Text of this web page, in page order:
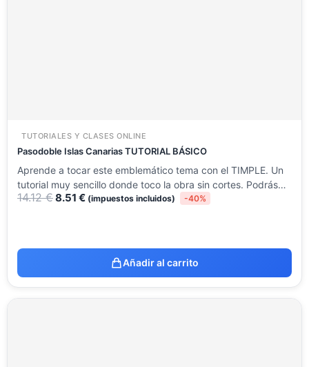
TUTORIALES Y CLASES ONLINE
Pasodoble Islas Canarias TUTORIAL BÁSICO
Aprende a tocar este emblemático tema con el TIMPLE. Un
tutorial muy sencillo donde toco la obra sin cortes. Podrás…
14.12€8.51 € (impuestos incluidos) -40%
Añadir al carrito